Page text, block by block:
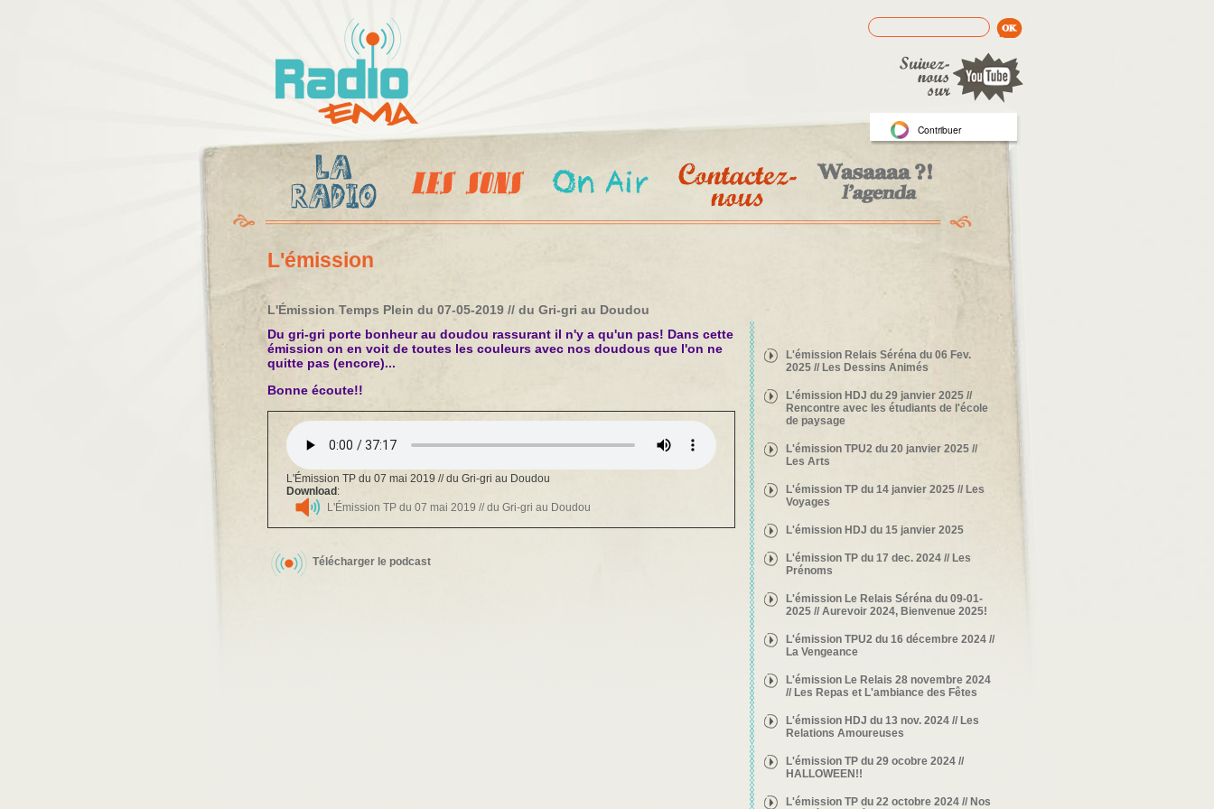
Formulaire de recherche
Rechercher
Contribuer
L'émission
L'Émission Temps Plein du 07-05-2019 // du Gri-gri au Doudou
Du gri-gri porte bonheur au doudou rassurant il n'y a qu'un pas! Dans cette
émission on en voit de toutes les couleurs avec nos doudous que l'on ne
quitte pas (encore)...
Bonne écoute!!
L'Émission TP du 07 mai 2019 // du Gri-gri au Doudou
Download:
L'Émission TP du 07 mai 2019 // du Gri-gri au Doudou
Télécharger le podcast
L'émission Relais Séréna du 06 Fev.
2025 // Les Dessins Animés
L'émission HDJ du 29 janvier 2025 //
Rencontre avec les étudiants de l'école
de paysage
L'émission TPU2 du 20 janvier 2025 //
Les Arts
L'émission TP du 14 janvier 2025 // Les
Voyages
L'émission HDJ du 15 janvier 2025
L'émission TP du 17 dec. 2024 // Les
Prénoms
L'émission Le Relais Séréna du 09-01-
2025 // Aurevoir 2024, Bienvenue 2025!
L'émission TPU2 du 16 décembre 2024 //
La Vengeance
L'émission Le Relais 28 novembre 2024
// Les Repas et L'ambiance des Fêtes
L'émission HDJ du 13 nov. 2024 // Les
Relations Amoureuses
L'émission TP du 29 ocobre 2024 //
HALLOWEEN!!
L'émission TP du 22 octobre 2024 // Nos